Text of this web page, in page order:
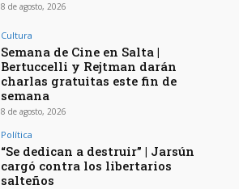
8 de agosto, 2026
Cultura
Semana de Cine en Salta |
Bertuccelli y Rejtman darán
charlas gratuitas este fin de
semana
8 de agosto, 2026
Política
“Se dedican a destruir” | Jarsún
cargó contra los libertarios
salteños